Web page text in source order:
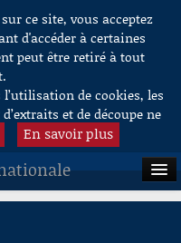
ce site, vous acceptez
d'accéder à certaines
peut être retiré à tout
l’utilisation de cookies, les
et de découpe ne
En savoir plus